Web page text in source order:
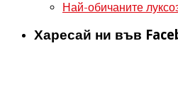
Най-обичаните
Харесай ни във